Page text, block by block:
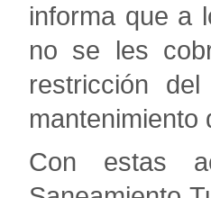
informa que a
no se les
restricción
mantenimiento
Con estas